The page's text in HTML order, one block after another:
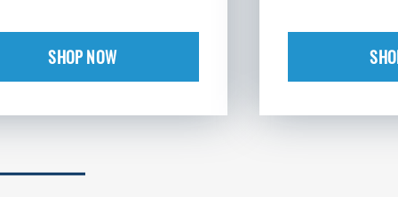
SHOP NOW